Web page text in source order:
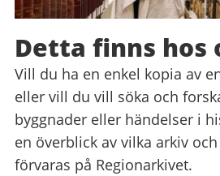
Detta finns hos
Vill du ha en enkel kopia av
eller vill du vill söka och
byggnader eller händelser i
en överblick av vilka arkiv
förvaras på Regionarkivet.